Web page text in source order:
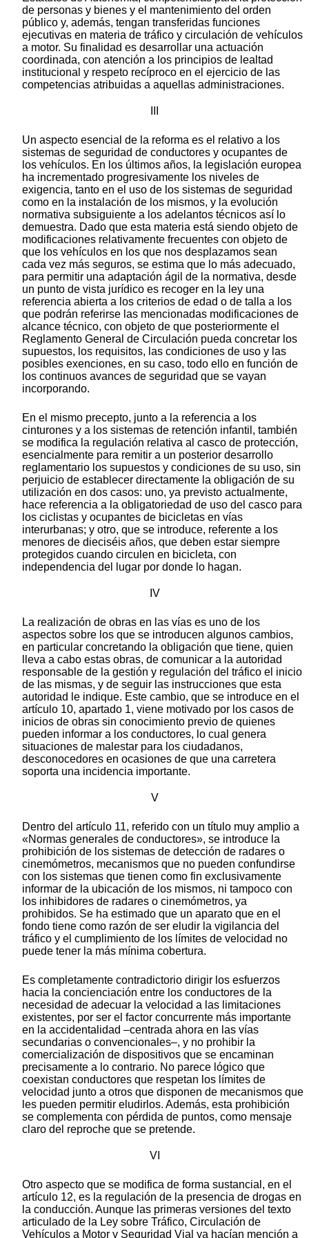
de personas y bienes y el mantenimiento del orden
público y, además, tengan transferidas funciones
ejecutivas en materia de tráfico y circulación de vehículos
a motor. Su finalidad es desarrollar una actuación
coordinada, con atención a los principios de lealtad
institucional y respeto recíproco en el ejercicio de las
competencias atribuidas a aquellas administraciones.
Un aspecto esencial de la reforma es el relativo a los
sistemas de seguridad de conductores y ocupantes de
los vehículos. En los últimos años, la legislación europea
ha incrementado progresivamente los niveles de
exigencia, tanto en el uso de los sistemas de seguridad
como en la instalación de los mismos, y la evolución
normativa subsiguiente a los adelantos técnicos así lo
demuestra. Dado que esta materia está siendo objeto de
modificaciones relativamente frecuentes con objeto de
que los vehículos en los que nos desplazamos sean
cada vez más seguros, se estima que lo más adecuado,
para permitir una adaptación ágil de la normativa, desde
un punto de vista jurídico es recoger en la ley una
referencia abierta a los criterios de edad o de talla a los
que podrán referirse las mencionadas modificaciones de
alcance técnico, con objeto de que posteriormente el
Reglamento General de Circulación pueda concretar los
supuestos, los requisitos, las condiciones de uso y las
posibles exenciones, en su caso, todo ello en función de
los continuos avances de seguridad que se vayan
incorporando.
En el mismo precepto, junto a la referencia a los
cinturones y a los sistemas de retención infantil, también
se modifica la regulación relativa al casco de protección,
esencialmente para remitir a un posterior desarrollo
reglamentario los supuestos y condiciones de su uso, sin
perjuicio de establecer directamente la obligación de su
utilización en dos casos: uno, ya previsto actualmente,
hace referencia a la obligatoriedad de uso del casco para
los ciclistas y ocupantes de bicicletas en vías
interurbanas; y otro, que se introduce, referente a los
menores de dieciséis años, que deben estar siempre
protegidos cuando circulen en bicicleta, con
independencia del lugar por donde lo hagan.
IV
La realización de obras en las vías es uno de los
aspectos sobre los que se introducen algunos cambios,
en particular concretando la obligación que tiene, quien
lleva a cabo estas obras, de comunicar a la autoridad
responsable de la gestión y regulación del tráfico el inicio
de las mismas, y de seguir las instrucciones que esta
autoridad le indique. Este cambio, que se introduce en el
artículo 10, apartado 1, viene motivado por los casos de
inicios de obras sin conocimiento previo de quienes
pueden informar a los conductores, lo cual genera
situaciones de malestar para los ciudadanos,
desconocedores en ocasiones de que una carretera
soporta una incidencia importante.
V
Dentro del artículo 11, referido con un título muy amplio a
«Normas generales de conductores», se introduce la
prohibición de los sistemas de detección de radares o
cinemómetros, mecanismos que no pueden confundirse
con los sistemas que tienen como fin exclusivamente
informar de la ubicación de los mismos, ni tampoco con
los inhibidores de radares o cinemómetros, ya
prohibidos. Se ha estimado que un aparato que en el
fondo tiene como razón de ser eludir la vigilancia del
tráfico y el cumplimiento de los límites de velocidad no
puede tener la más mínima cobertura.
Es completamente contradictorio dirigir los esfuerzos
hacia la concienciación entre los conductores de la
necesidad de adecuar la velocidad a las limitaciones
existentes, por ser el factor concurrente más importante
en la accidentalidad –centrada ahora en las vías
secundarias o convencionales–, y no prohibir la
comercialización de dispositivos que se encaminan
precisamente a lo contrario. No parece lógico que
coexistan conductores que respetan los límites de
velocidad junto a otros que disponen de mecanismos que
les pueden permitir eludirlos. Además, esta prohibición
se complementa con pérdida de puntos, como mensaje
claro del reproche que se pretende.
VI
Otro aspecto que se modifica de forma sustancial, en el
artículo 12, es la regulación de la presencia de drogas en
la conducción. Aunque las primeras versiones del texto
articulado de la Ley sobre Tráfico, Circulación de
Vehículos a Motor y Seguridad Vial ya hacían mención a